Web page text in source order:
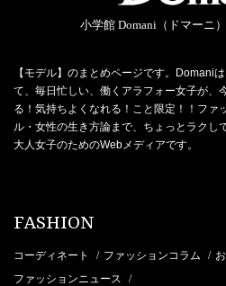
小学館 Domani（ドマーニ
【モデル】のまとめページです。Domani
て、毎日忙しい、働くアラフォー女子が、
る！気持ちよくなれる！こと限定！！ファ
ル・女性の生き方論まで、ちょっとラクし
大人女子のためのWebメディアです。
FASHION
コーディネート / ファッションコラム /
ファッションニュース /